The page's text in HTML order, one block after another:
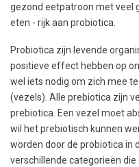
gezond eetpatroon met veel
eten - rijk aan probiotica.
Probiotica zijn levende
positieve effect hebben op
wel iets nodig om zich mee
(vezels). Alle prebiotica zijn
prebiotica. Een vezel moet
wil het prebiotisch kunnen
worden door de probiotica in
verschillende categorieën